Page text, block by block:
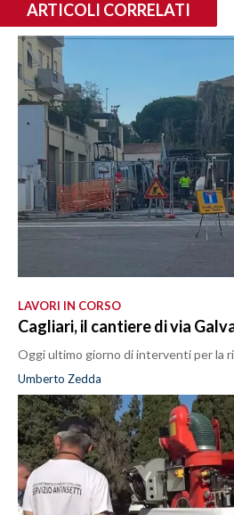
ARTICOLI CORRELATI
LAVORI IN CORSO
Cagliari, il cantiere di via
Oggi ultimo giorno di interventi per la
Umberto Zedda